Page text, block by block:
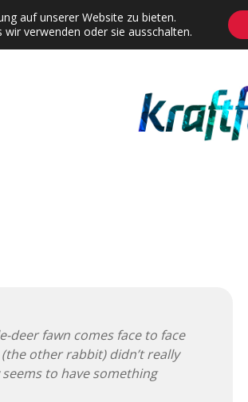
Contact Adventskalender Dropdown-Menü öffnen
deer fawn comes face to face
other rabbit) didn’t really
to have something
auf unserer Website zu bieten.
verwenden oder sie ausschalten.